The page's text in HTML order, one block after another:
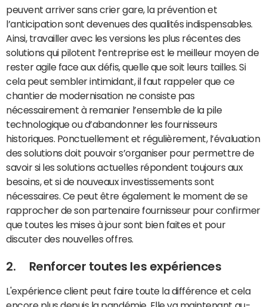
peuvent arriver sans crier gare, la prévention et
l’anticipation sont devenues des qualités indispensables.
Ainsi, travailler avec les versions les plus récentes des
solutions qui pilotent l’entreprise est le meilleur moyen de
rester agile face aux défis, quelle que soit leurs tailles. Si
cela peut sembler intimidant, il faut rappeler que ce
chantier de modernisation ne consiste pas
nécessairement à remanier l’ensemble de la pile
technologique ou d’abandonner les fournisseurs
historiques. Ponctuellement et régulièrement, l’évaluation
des solutions doit pouvoir s’organiser pour permettre de
savoir si les solutions actuelles répondent toujours aux
besoins, et si de nouveaux investissements sont
nécessaires. Ce peut être également le moment de se
rapprocher de son partenaire fournisseur pour confirmer
que toutes les mises à jour sont bien faites et pour
discuter des nouvelles offres.
2. Renforcer toutes les expériences
L'expérience client peut faire toute la différence et cela